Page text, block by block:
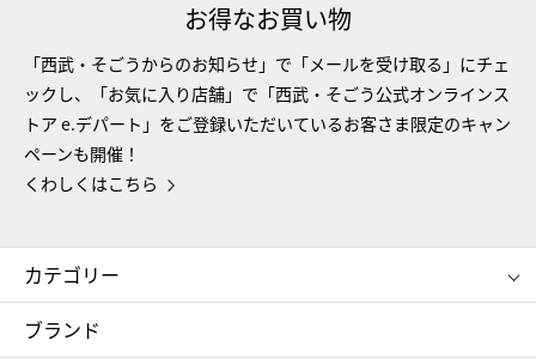
お得なお買い物
「西武・そごうからのお知らせ」で「メールを受け取る」にチェ
ックし、「お気に入り店舗」で「西武・そごう公式オンラインス
トア e.デパート」をご登録いただいているお客さま限定のキャン
ペーンも開催！
くわしくはこちら
カテゴリー
コスメ＆ビューティー
ギフト
レディース
ブランド